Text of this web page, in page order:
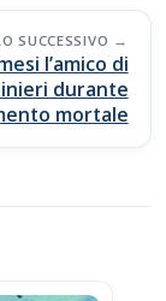
SUCCESSIVO
l’amico di
durante
mortale